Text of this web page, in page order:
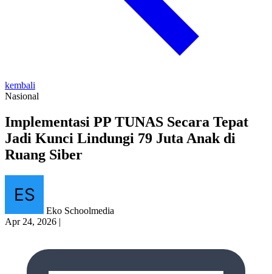
kembali
Nasional
Implementasi PP TUNAS Secara Tepat
Jadi Kunci Lindungi 79 Juta Anak di
Ruang Siber
Eko Schoolmedia
Apr 24, 2026 |